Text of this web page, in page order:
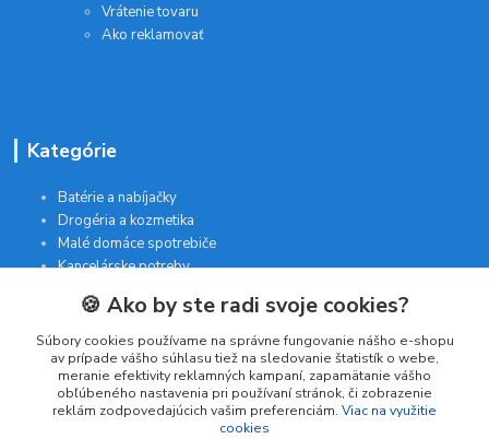
Vrátenie tovaru
Ako reklamovať
Kategórie
Batérie a nabíjačky
Drogéria a kozmetika
Malé domáce spotrebiče
Kancelárske potreby
Kontakt
INTERGAM s.r.o
Jelšová 5
🍪 Ako by ste radi svoje cookies?
Súbory cookies používame na správne fungovanie nášho e-shopu
av prípade vášho súhlasu tiež na sledovanie štatistík o webe,
meranie efektivity reklamných kampaní, zapamätanie vášho
obľúbeného nastavenia pri používaní stránok, či zobrazenie
reklám zodpovedajúcich vašim preferenciám. Viac na využitie
cookies